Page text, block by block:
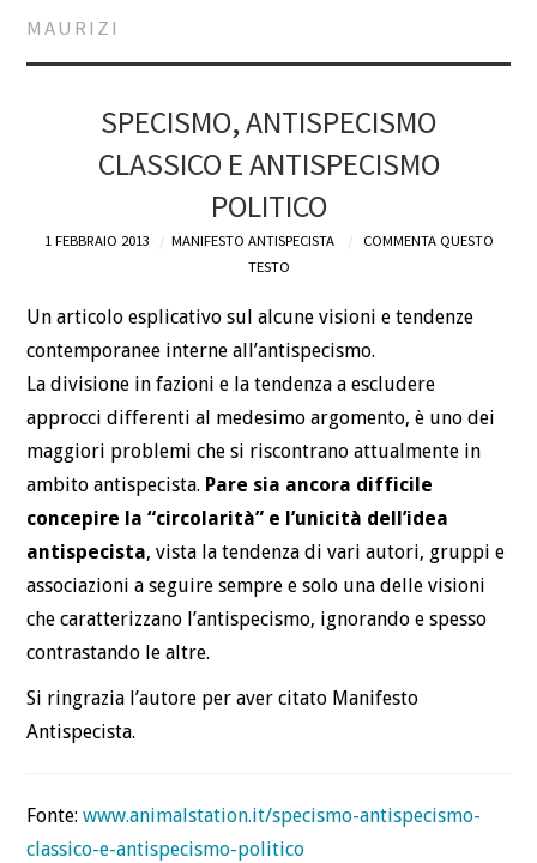
ACQUISTALO
DEFINIZIONI
CHI
CONTATTI
MAURIZI
SPECISMO, ANTISPECISMO
CLASSICO E ANTISPECISMO
POLITICO
1 FEBBRAIO 2013 MANIFESTO ANTISPECISTA
COMMENTA QUESTO
TESTO
Un articolo esplicativo sul alcune visioni e tendenze
contemporanee interne all’antispecismo.
La divisione in fazioni e la tendenza a escludere
approcci differenti al medesimo argomento, è uno dei
maggiori problemi che si riscontrano attualmente in
ambito antispecista. Pare sia ancora difficile
concepire la “circolarità” e l’unicità dell’idea
antispecista, vista la tendenza di vari autori, gruppi e
associazioni a seguire sempre e solo una delle visioni
che caratterizzano l’antispecismo, ignorando e spesso
contrastando le altre.
Si ringrazia l’autore per aver citato Manifesto
Antispecista.
Fonte:www.animalstation.it/specismo-antispecismo-
classico-e-antispecismo-politico